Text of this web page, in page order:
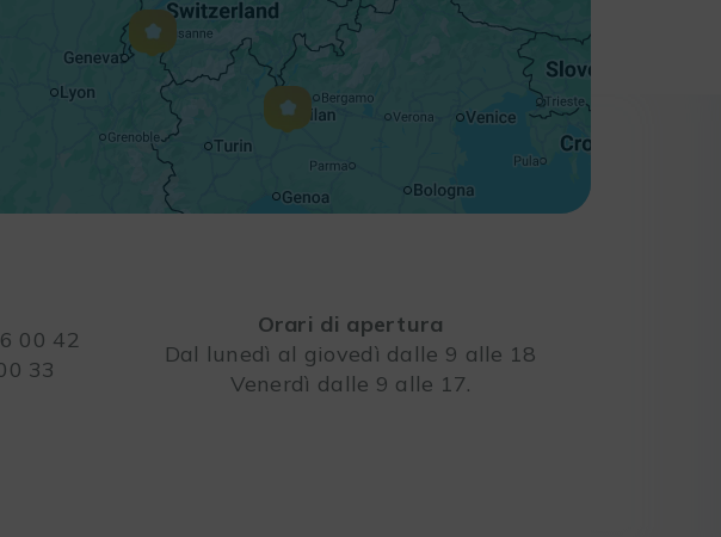
00 42
33
Orari di apertura
Dal lunedì al giovedì dalle 9 alle 18
Venerdì dalle 9 alle 17.